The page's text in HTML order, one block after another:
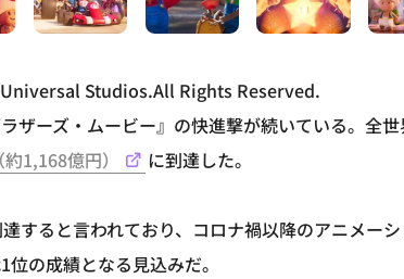
Studios.All Rights Reserved.
ザーズ・ムービー』の快進撃が続いている。全
1,168億円） に到達した。
すると言われており、コロナ禍以降のアニメー
の成績となる見込みだ。